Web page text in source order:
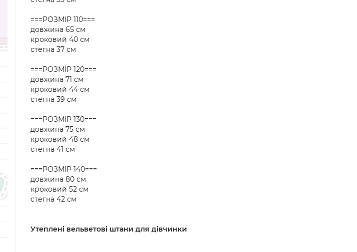
===РОЗМІР 110===
довжина 65 см
кроковий 40 см
стегна 37 см
===РОЗМІР 120===
довжина 71 см
кроковий 44 см
стегна 39 см
===РОЗМІР 130===
довжина 75 см
кроковий 48 см
стегна 41 см
===РОЗМІР 140===
довжина 80 см
кроковий 52 см
стегна 42 см
Утеплені вельветові штани для дівчинки